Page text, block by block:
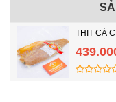
THỊT CÁ